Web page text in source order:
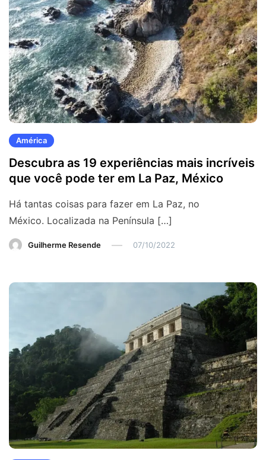
América
Descubra as 19 experiências mais incríveis
que você pode ter em La Paz, México
Há tantas coisas para fazer em La Paz, no
México. Localizada na Península […]
Guilherme Resende 07/10/2022